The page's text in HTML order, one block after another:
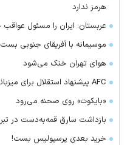
هرمز ندارد
عربستان: ایران را مسئول
موسیمانه با آفریقای جنوبی بست
هوای تهران خنک می‌شود
AFC پیشنهاد استقلال برای میزبانی را نپذیرفت
«بایکوت» روی صحنه می‌رود
بازداشت سارق قمه‌به‌دست در
خرید بعدی پرسپولیس بست!